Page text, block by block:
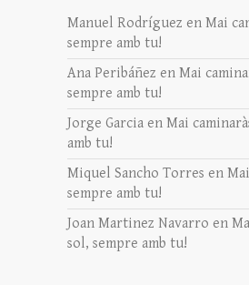
Manuel Rodríguez en Mai
sempre amb tu!
Ana Peribáñez en Mai
sempre amb tu!
Jorge Garcia en Mai
amb tu!
Miquel Sancho Torres en
sempre amb tu!
Joan Martinez Navarro en
sol, sempre amb tu!